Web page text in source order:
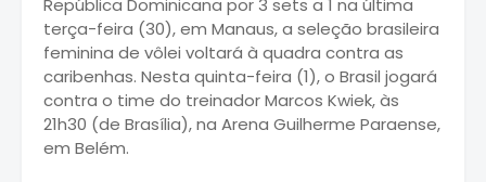
República Dominicana por 3 sets a 1 na última
terça-feira (30), em Manaus, a seleção brasileira
feminina de vôlei voltará à quadra contra as
caribenhas. Nesta quinta-feira (1), o Brasil jogará
contra o time do treinador Marcos Kwiek, às
21h30 (de Brasília), na Arena Guilherme Paraense,
em Belém.